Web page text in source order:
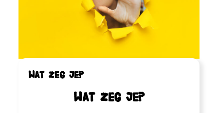
Wat zeg je?
Wat zeg je?